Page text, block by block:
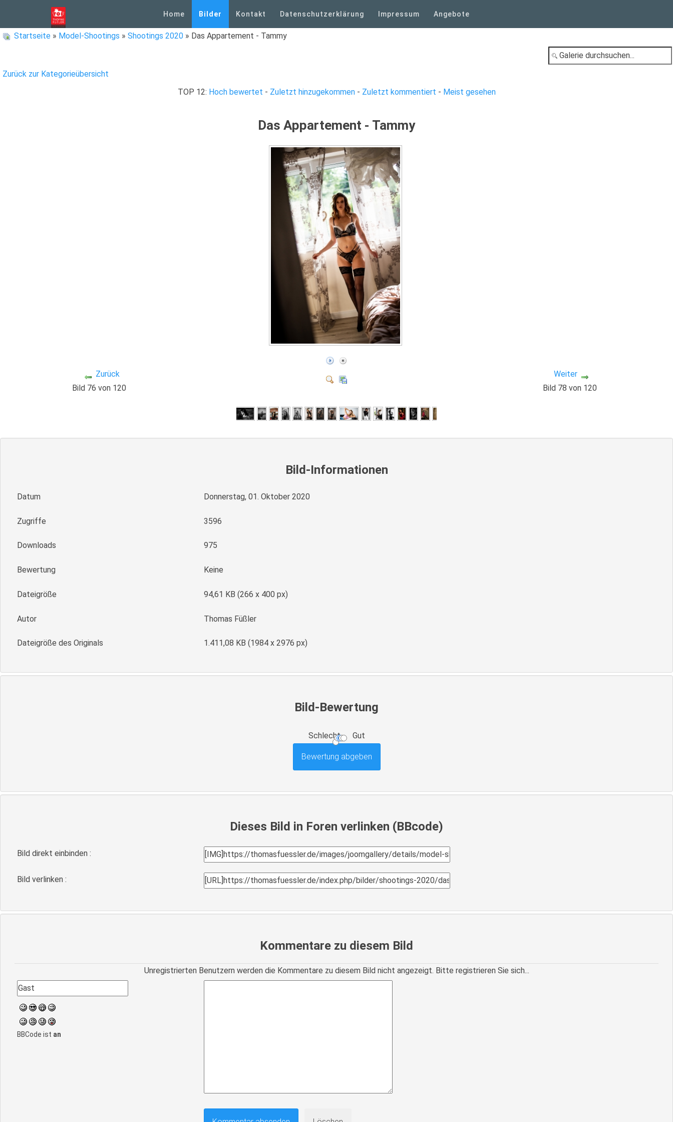
Home Bilder Kontakt Datenschutzerklärung Impressum Angebote
Startseite » Model-Shootings » Shootings 2020 » Das Appartement - Tammy
Zurück zur Kategorieübersicht
TOP 12: Hoch bewertet - Zuletzt hinzugekommen- Zuletzt kommentiert - Meist gesehen
Das Appartement - Tammy
Zurück
Bild 76 von 120
Weiter
Bild 78 von 120
Bild-Informationen
Datum Donnerstag, 01. Oktober 2020
Zugriffe 3596
Downloads 975
Bewertung Keine
Dateigröße 94,61 KB (266 x 400 px)
Autor Thomas Füßler
Dateigröße des Originals 1.411,08 KB (1984 x 2976 px)
Bild-Bewertung
Schlecht Gut
Dieses Bild in Foren verlinken (BBcode)
Bild direkt einbinden :
Bild verlinken :
Kommentare zu diesem Bild
Unregistrierten Benutzern werden die Kommentare zu diesem Bild nicht angezeigt. Bitte registrieren Sie sich...
BBCode ist an